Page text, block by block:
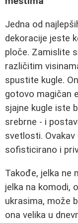
Jedna od
dekoracije jeste
ploče. Zamislite
različitim
spustite kugle.
gotovo magičan
sjajne kugle iste
srebrne - i
svetlosti.
sofisticirano i
Takođe, jelka ne
jelka na komodi,
ukrasima, može
ona velika u